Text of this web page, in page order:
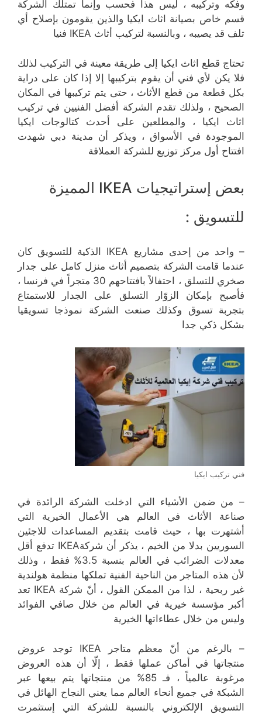
وفكه وتركيبه ، ليس هذا فحسب وإنما تمتلك الشركة
قسم خاص بصيانة اثاث ايكيا والذين يقومون بإصلاح أي
تلف قد يصيبه ، وبالنسبة لتركيب أثاث IKEA فنيا
تحتاج قطع اثاث ايكيا إلى طريقة معينة في التركيب لذلك
فلا يكن لأي فني أن يقوم بتركيبها إلا إذا كان على دراية
بكل قطعة من قطع الأثاث ، حتى يتم تركيبها في المكان
الصحيح ، ولذلك تقدم الشركة أفضل الفنيين في تركيب
اثاث ايكيا ، والمطلعين على أحدث كتالوجات ايكيا
الموجودة في الأسواق ، ويذكر أن مدينة دبي شهدت
افتتاح أول مركز توزيع للشركة العملاقة
بعض إستراتيجيات IKEA المميزة
للتسويق :
– واحد من إحدى مشاريع IKEA الذكية للتسويق كان
عندما قامت الشركة بتصميم أثاث منزل كامل على جدار
صخري للتسلق ، احتفالاً بافتتاحهم 30 متجراً في فرنسا ،
فأصبح بإمكان الزوّار التسلق على الجدار للاستمتاع
بتجربة تسوق وكذلك صنعت الشركة نموذجا تسويقيا
بشكل ذكي جدا
فني تركيب ايكيا
– من ضمن الأشياء التي ادخلت الشركة الرائدة في
صناعة الأثاث في العالم هي الأعمال الخيرية التي
أشتهرت بها ، حيث قامت بتقديم المساعدات للاجئين
السوريين بدلا من الخيم ، يذكر أن شركةIKEA تدفع أقل
معدلات الضرائب في العالم بنسبة 3.5% فقط ، وذلك
لأن هذه المتاجر من الناحية الفنية تملكها منظمة هولندية
غير ربحية ، لذا من الممكن القول ، أنّ شركة IKEA تعد
أكبر مؤسسة خيرية في العالم من خلال صافي الفوائد
وليس من خلال عطاءاتها الخيرية
– بالرغم من أنّ معظم متاجر IKEA توجد عروض
منتجاتها في أماكن عملها فقط ، إلّا أن هذه العروض
مرغوبة عالمياً ، فـ 85% من منتجاتها يتم بيعها عبر
الشبكة في جميع أنحاء العالم مما يعني النجاح الهائل في
التسويق الإلكتروني بالنسبة للشركة التي إستثمرت